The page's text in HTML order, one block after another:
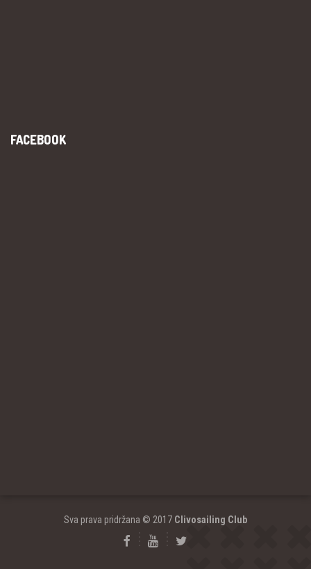
FACEBOOK
Sva prava pridržana © 2017 Clivosailing Club